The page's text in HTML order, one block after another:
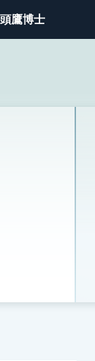
鷹博士